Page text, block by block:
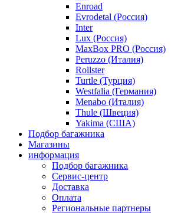
Enroad
Evrodetal (Россия)
Inter
Lux (Россия)
MaxBox PRO (Россия)
Peruzzo (Италия)
Rollster
Turtle (Турция)
Westfalia (Германия)
Menabo (Италия)
Thule (Швеция)
Yakima (США)
Подбор багажника
Магазины
информация
Подбор багажника
Сервис-центр
Доставка
Оплата
Региональные партнеры